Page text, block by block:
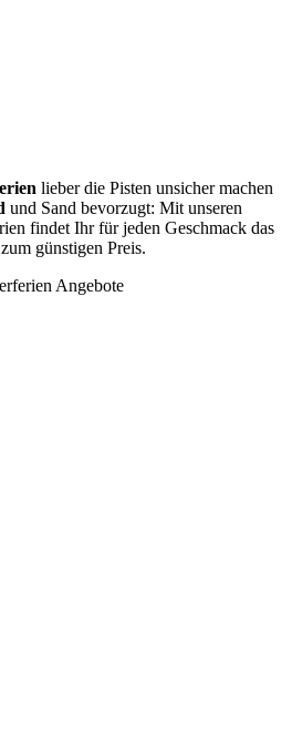
lieber die Pisten unsicher machen
und Sand bevorzugt: Mit unseren
findet Ihr für jeden Geschmack das
günstigen Preis.
Angebote